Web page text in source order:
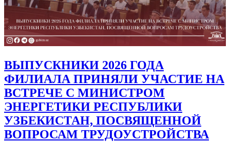
ВЫПУСКНИКИ 2026 ГОДА
ФИЛИАЛА ПРИНЯЛИ УЧАСТИЕ НА
ВСТРЕЧЕ С МИНИСТРОМ
ЭНЕРГЕТИКИ РЕСПУБЛИКИ
УЗБЕКИСТАН, ПОСВЯЩЕННОЙ
ВОПРОСАМ ТРУДОУСТРОЙСТВА